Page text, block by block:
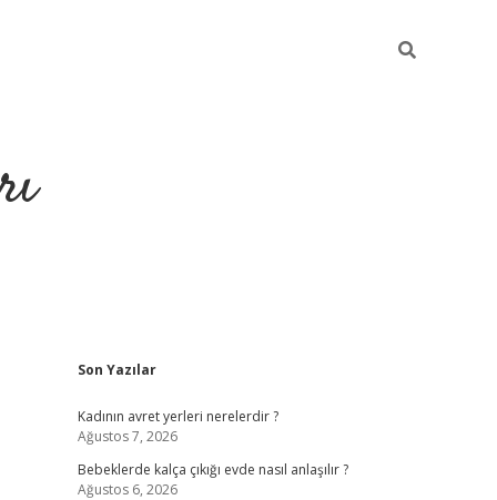
Sidebar
Son Yazılar
Kadının avret yerleri nerelerdir ?
Ağustos 7, 2026
Bebeklerde kalça çıkığı evde nasıl anlaşılır ?
Ağustos 6, 2026